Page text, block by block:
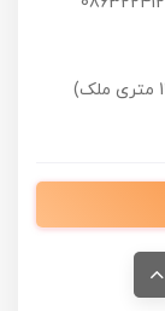
اراک، خیابان سید جمال الدین اسدآبادی (12 متری ملک)